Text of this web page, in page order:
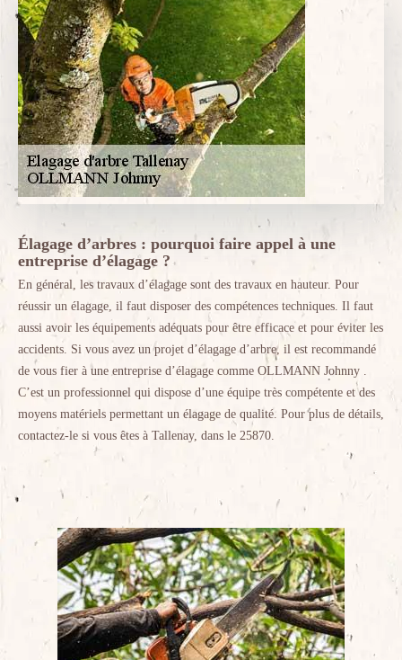
Élagage d’arbres : pourquoi faire appel à une
entreprise d’élagage ?
En général, les travaux d’élagage sont des travaux en hauteur. Pour
réussir un élagage, il faut disposer des compétences techniques. Il faut
aussi avoir les équipements adéquats pour être efficace et pour éviter les
accidents. Si vous avez un projet d’élagage d’arbre, il est recommandé
de vous fier à une entreprise d’élagage comme OLLMANN Johnny .
C’est un professionnel qui dispose d’une équipe très compétente et des
moyens matériels permettant un élagage de qualité. Pour plus de détails,
contactez-le si vous êtes à Tallenay, dans le 25870.